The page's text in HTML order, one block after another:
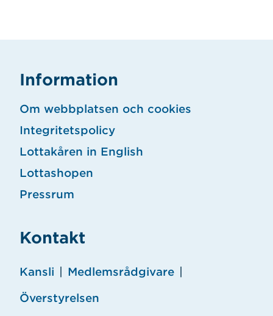
Information
Om webbplatsen och cookies
Integritetspolicy
Lottakåren in English
Lottashopen
Pressrum
Kontakt
Kansli Medlemsrådgivare
Överstyrelsen